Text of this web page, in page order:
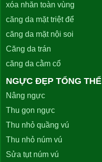
xóa nhăn toàn vùng
căng da mặt triệt để
căng da mặt nội soi
Căng da trán
căng da cằm cổ
NGỰC ĐẸP TỔNG THỂ
Nâng ngực
Thu gọn ngực
Thu nhỏ quầng vú
Thu nhỏ núm vú
Sửa tụt núm vú